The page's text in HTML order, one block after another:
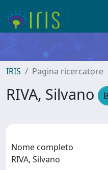
IRIS Pagina ricercatore
RIVA, Silvano
Nome completo
RIVA, Silvano